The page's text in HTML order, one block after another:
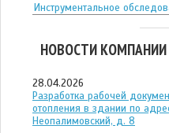
Инструментальное
НОВОСТИ КОМПАНИИ
28.04.2026
Разработка рабочей
отопления в здании по
Неопалимовский, д. 8